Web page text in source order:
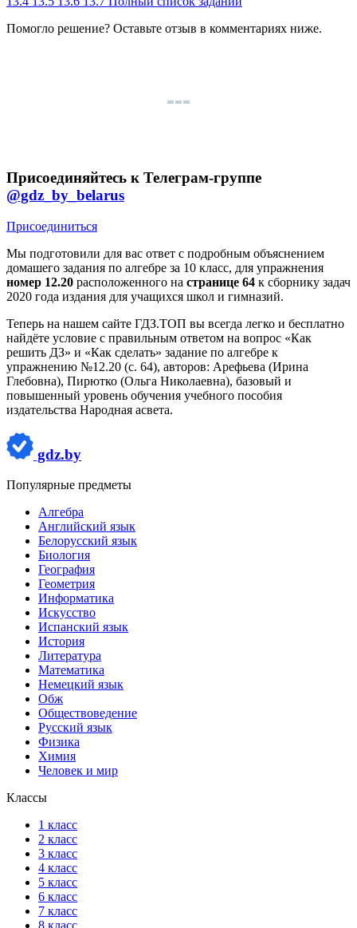
Помогло решение? Оставьте отзыв в комментариях ниже.
Присоединяйтесь к Телеграм-группе
@gdz_by_belarus
Присоединиться
Мы подготовили для вас ответ c подробным объяснением
домашего задания по алгебре за 10 класс, для упражнения
номер 12.20 расположенного на странице 64 к сборнику задач
2020 года издания для учащихся школ и гимназий.
Теперь на нашем сайте ГДЗ.ТОП вы всегда легко и бесплатно
найдёте условие с правильным ответом на вопрос «Как
решить ДЗ» и «Как сделать» задание по алгебре к
упражнению №12.20 (с. 64), авторов: Арефьева (Ирина
Глебовна), Пирютко (Ольга Николаевна), базовый и
повышенный уровень обучения учебного пособия
издательства Народная асвета.
gdz.by
Популярные предметы
Алгебра
Английский язык
Белорусский язык
Биология
География
Геометрия
Информатика
Искусство
Испанский язык
История
Литература
Математика
Немецкий язык
Обж
Обществоведение
Русский язык
Физика
Химия
Человек и мир
Классы
1 класс
2 класс
3 класс
4 класс
5 класс
6 класс
7 класс